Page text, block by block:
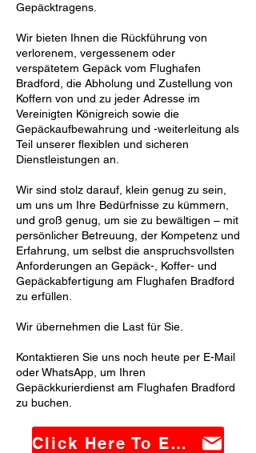
Gepäcktragens.
Wir bieten Ihnen die Rückführung von
verlorenem, vergessenem oder
verspätetem Gepäck vom Flughafen
Bradford, die Abholung und Zustellung von
Koffern von und zu jeder Adresse im
Vereinigten Königreich sowie die
Gepäckaufbewahrung und -weiterleitung als
Teil unserer flexiblen und sicheren
Dienstleistungen an.
Wir sind stolz darauf, klein genug zu sein,
um uns um Ihre Bedürfnisse zu kümmern,
und groß genug, um sie zu bewältigen – mit
persönlicher Betreuung, der Kompetenz und
Erfahrung, um selbst die anspruchsvollsten
Anforderungen an Gepäck-, Koffer- und
Gepäckabfertigung am Flughafen Bradford
zu erfüllen.
Wir übernehmen die Last für Sie.
Kontaktieren Sie uns noch heute per E-Mail
oder WhatsApp, um Ihren
Gepäckkurierdienst am Flughafen Bradford
zu buchen.
Click Here To Email Us